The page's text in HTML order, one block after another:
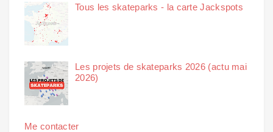
Tous les skateparks - la carte Jackspots
Les projets de skateparks 2026 (actu mai
2026)
Me contacter